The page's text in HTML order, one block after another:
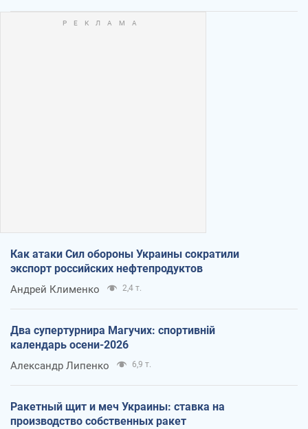
Как атаки Сил обороны Украины сократили
экспорт российских нефтепродуктов
Андрей Клименко 2,4 т.
Два супертурнира Магучих: спортивній
календарь осени-2026
Александр Липенко 6,9 т.
Ракетный щит и меч Украины: ставка на
производство собственных ракет